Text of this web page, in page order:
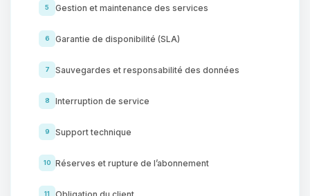
5 Gestion et maintenance des services
6 Garantie de disponibilité (SLA)
7 Sauvegardes et responsabilité des données
8 Interruption de service
9 Support technique
10 Réserves et rupture de l’abonnement
11 Obligation du client